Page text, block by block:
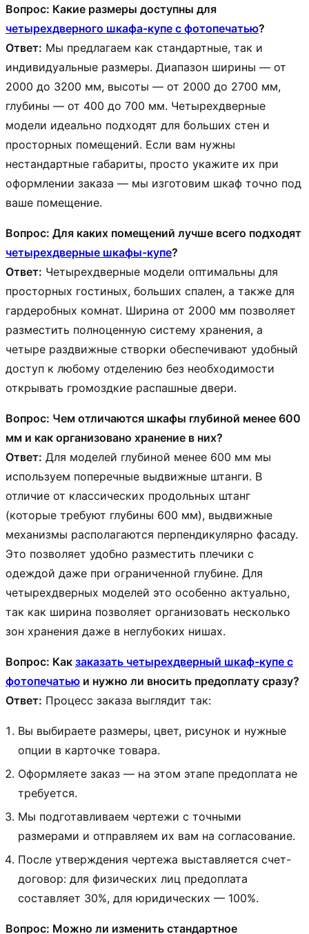
Вопрос: Какие размеры доступны для
четырехдверного шкафа-купе с фотопечатью?
Ответ: Мы предлагаем как стандартные, так и
индивидуальные размеры. Диапазон ширины — от
2000 до 3200 мм, высоты — от 2000 до 2700 мм,
глубины — от 400 до 700 мм. Четырехдверные
модели идеально подходят для больших стен и
просторных помещений. Если вам нужны
нестандартные габариты, просто укажите их при
оформлении заказа — мы изготовим шкаф точно под
ваше помещение.
Вопрос: Для каких помещений лучше всего подходят
четырехдверные шкафы-купе?
Ответ: Четырехдверные модели оптимальны для
просторных гостиных, больших спален, а также для
гардеробных комнат. Ширина от 2000 мм позволяет
разместить полноценную систему хранения, а
четыре раздвижные створки обеспечивают удобный
доступ к любому отделению без необходимости
открывать громоздкие распашные двери.
Вопрос: Чем отличаются шкафы глубиной менее 600
мм и как организовано хранение в них?
Ответ: Для моделей глубиной менее 600 мм мы
используем поперечные выдвижные штанги. В
отличие от классических продольных штанг
(которые требуют глубины 600 мм), выдвижные
механизмы располагаются перпендикулярно фасаду.
Это позволяет удобно разместить плечики с
одеждой даже при ограниченной глубине. Для
четырехдверных моделей это особенно актуально,
так как ширина позволяет организовать несколько
зон хранения даже в неглубоких нишах.
Вопрос: Как заказать четырехдверный шкаф-купе с
фотопечатью и нужно ли вносить предоплату сразу?
Ответ: Процесс заказа выглядит так:
Вы выбираете размеры, цвет, рисунок и нужные
опции в карточке товара.
Оформляете заказ — на этом этапе предоплата не
требуется.
Мы подготавливаем чертежи с точными
размерами и отправляем их вам на согласование.
После утверждения чертежа выставляется счет-
договор: для физических лиц предоплата
составляет 30%, для юридических — 100%.
Вопрос: Можно ли изменить стандартное